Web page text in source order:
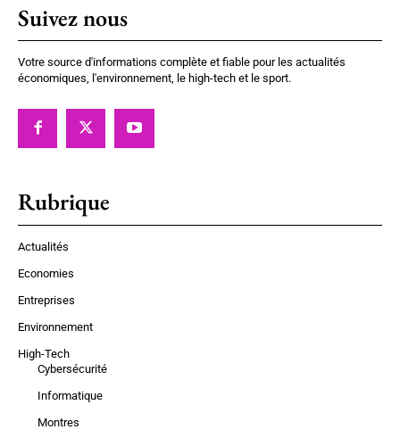
Suivez nous
Votre source d'informations complète et fiable pour les actualités
économiques, l'environnement, le high-tech et le sport.
Rubrique
Actualités
Economies
Entreprises
Environnement
High-Tech
Cybersécurité
Informatique
Montres